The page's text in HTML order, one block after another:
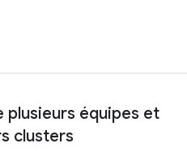
plusieurs équipes et
clusters